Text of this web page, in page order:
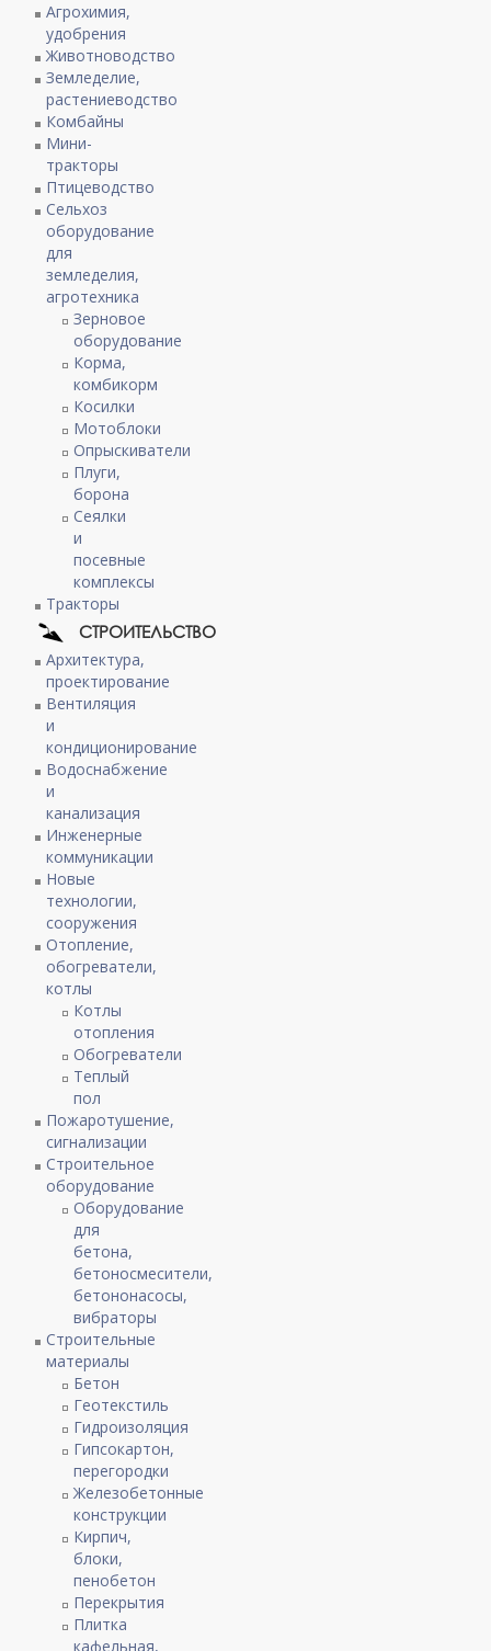
Агрохимия,
удобрения
Животноводство
Земледелие,
растениеводство
Комбайны
Мини-
тракторы
Птицеводство
Сельхоз
оборудование
для
земледелия,
агротехника
Зерновое
оборудование
Корма,
комбикорм
Косилки
Мотоблоки
Опрыскиватели
Плуги,
борона
Сеялки
и
посевные
комплексы
Тракторы
СТРОИТЕЛЬСТВО
Архитектура,
проектирование
Вентиляция
и
кондиционирование
Водоснабжение
и
канализация
Инженерные
коммуникации
Новые
технологии,
сооружения
Отопление,
обогреватели,
котлы
Котлы
отопления
Обогреватели
Теплый
пол
Пожаротушение,
сигнализации
Строительное
оборудование
Оборудование
для
бетона,
бетоносмесители,
бетононасосы,
вибраторы
Строительные
материалы
Бетон
Геотекстиль
Гидроизоляция
Гипсокартон,
перегородки
Железобетонные
конструкции
Кирпич,
блоки,
пенобетон
Перекрытия
Плитка
кафельная,